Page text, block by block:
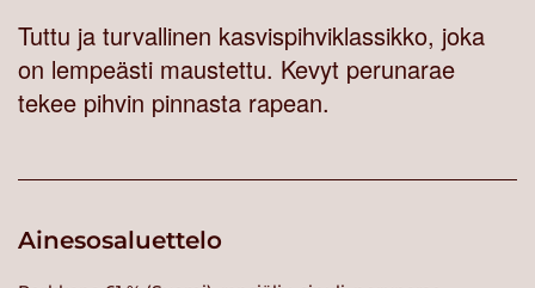
Tuttu ja turvallinen kasvispihviklassikko, joka
on lempeästi maustettu. Kevyt perunarae
tekee pihvin pinnasta rapean.
Ainesosaluettelo